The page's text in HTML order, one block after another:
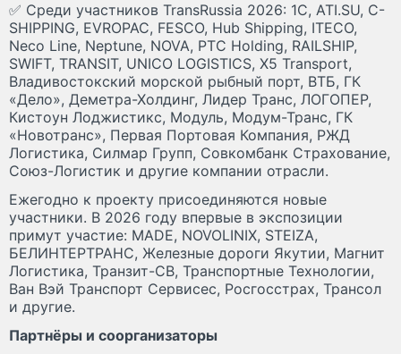
✅ Среди участников TransRussia 2026: 1C, ATI.SU, C-
SHIPPING, EVROPAC, FESCO, Hub Shipping, ITECO,
Neco Line, Neptune, NOVA, PTC Holding, RAILSHIP,
SWIFT, TRANSIT, UNICO LOGISTICS, X5 Transport,
Владивостокский морской рыбный порт, ВТБ, ГК
«Дело», Деметра-Холдинг, Лидер Транс, ЛОГОПЕР,
Кистоун Лоджистикс, Модуль, Модум-Транс, ГК
«Новотранс», Первая Портовая Компания, РЖД
Логистика, Силмар Групп, Совкомбанк Страхование,
Союз-Логистик и другие компании отрасли.
Ежегодно к проекту присоединяются новые
участники. В 2026 году впервые в экспозиции
примут участие: MADE, NOVOLINIX, STEIZA,
БЕЛИНТЕРТРАНС, Железные дороги Якутии, Магнит
Логистика, Транзит-СВ, Транспортные Технологии,
Ван Вэй Транспорт Сервисес, Росгосстрах, Трансол
и другие.
Партнёры и соорганизаторы